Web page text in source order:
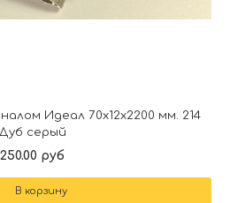
Идеал 70х12х2200 мм. 214
Дуб серый
250.00 руб
В корзину